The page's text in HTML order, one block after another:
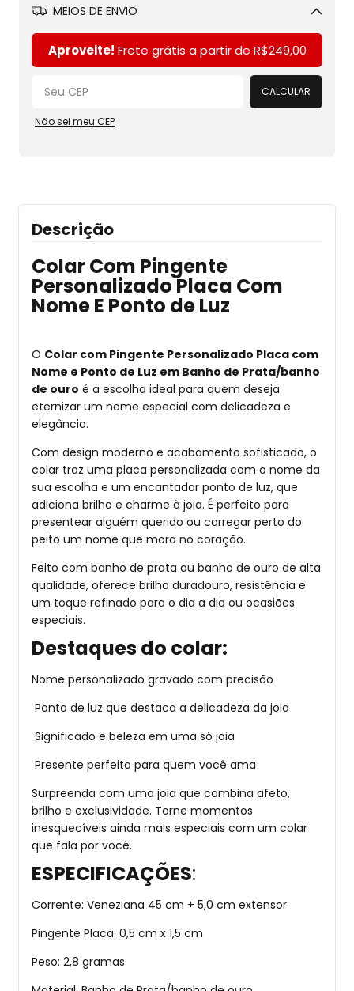
MEIOS DE ENVIO
Aproveite! Frete grátis a partir de R$249,00
CALCULAR
Não sei meu CEP
Descrição
Colar Com Pingente
Personalizado Placa Com
Nome E Ponto de Luz
O Colar com Pingente Personalizado Placa com
Nome e Ponto de Luz em Banho de Prata/banho
de ouro é a escolha ideal para quem deseja
eternizar um nome especial com delicadeza e
elegância.
Com design moderno e acabamento sofisticado, o
colar traz uma placa personalizada com o nome da
sua escolha e um encantador ponto de luz, que
adiciona brilho e charme à joia. É perfeito para
presentear alguém querido ou carregar perto do
peito um nome que mora no coração.
Feito com banho de prata ou banho de ouro de alta
qualidade, oferece brilho duradouro, resistência e
um toque refinado para o dia a dia ou ocasiões
especiais.
Destaques do colar:
Nome personalizado gravado com precisão
Ponto de luz que destaca a delicadeza da joia
Significado e beleza em uma só joia
Presente perfeito para quem você ama
Surpreenda com uma joia que combina afeto,
brilho e exclusividade. Torne momentos
inesquecíveis ainda mais especiais com um colar
que fala por você.
ESPECIFICAÇÕES:
Corrente: Veneziana 45 cm + 5,0 cm extensor
Pingente Placa: 0,5 cm x 1,5 cm
Peso: 2,8 gramas